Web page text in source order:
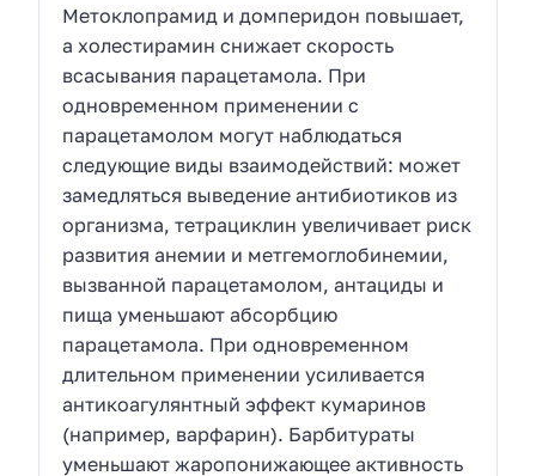
Метоклопрамид и домперидон повышает,
а холестирамин снижает скорость
всасывания парацетамола. При
одновременном применении с
парацетамолом могут наблюдаться
следующие виды взаимодействий: может
замедляться выведение антибиотиков из
организма, тетрациклин увеличивает риск
развития анемии и метгемоглобинемии,
вызванной парацетамолом, антациды и
пища уменьшают абсорбцию
парацетамола. При одновременном
длительном применении усиливается
антикоагулянтный эффект кумаринов
(например, варфарин). Барбитураты
уменьшают жаропонижающее активность